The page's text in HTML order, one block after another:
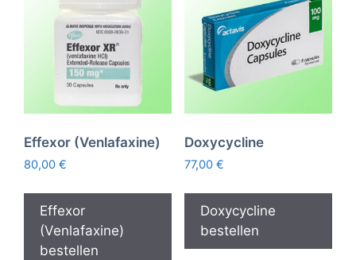
Effexor (Venlafaxine)
80,00 €
Effexor
(Venlafaxine)
bestellen
Doxycycline
77,00 €
Doxycycline
bestellen